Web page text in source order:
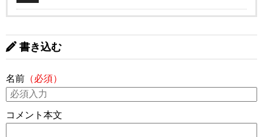
書き込む
名前 （必須）
コメント本文